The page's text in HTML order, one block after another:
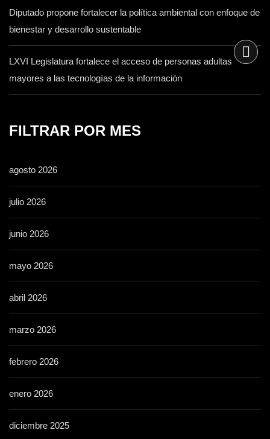
Diputado propone fortalecer la política ambiental con enfoque de
bienestar y desarrollo sustentable
LXVI Legislatura fortalece el acceso de personas adultas
mayores a las tecnologías de la información
FILTRAR POR MES
agosto 2026
julio 2026
junio 2026
mayo 2026
abril 2026
marzo 2026
febrero 2026
enero 2026
diciembre 2025